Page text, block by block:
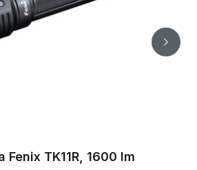
Fenix TK11R, 1600 lm